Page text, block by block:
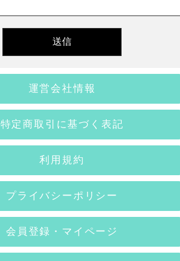
運営会社情報
特定商取引に基づく表記
利用規約
プライバシーポリシー
会員登録・マイページ